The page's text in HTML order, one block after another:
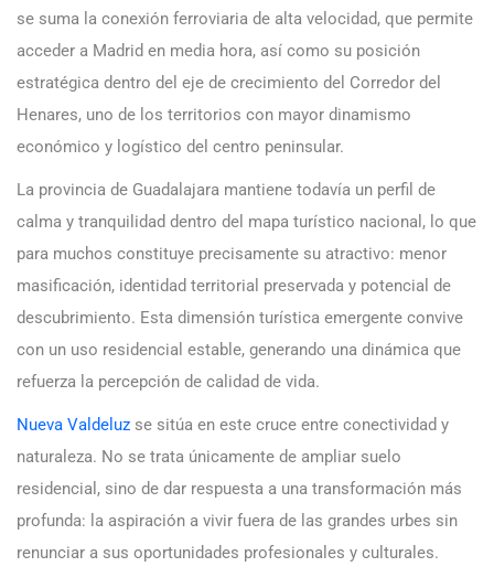
se suma la conexión ferroviaria de alta velocidad, que permite
acceder a Madrid en media hora, así como su posición
estratégica dentro del eje de crecimiento del Corredor del
Henares, uno de los territorios con mayor dinamismo
económico y logístico del centro peninsular.
La provincia de Guadalajara mantiene todavía un perfil de
calma y tranquilidad dentro del mapa turístico nacional, lo que
para muchos constituye precisamente su atractivo: menor
masificación, identidad territorial preservada y potencial de
descubrimiento. Esta dimensión turística emergente convive
con un uso residencial estable, generando una dinámica que
refuerza la percepción de calidad de vida.
Nueva Valdeluz se sitúa en este cruce entre conectividad y
naturaleza. No se trata únicamente de ampliar suelo
residencial, sino de dar respuesta a una transformación más
profunda: la aspiración a vivir fuera de las grandes urbes sin
renunciar a sus oportunidades profesionales y culturales.